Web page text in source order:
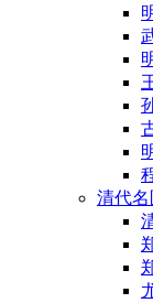
清代名